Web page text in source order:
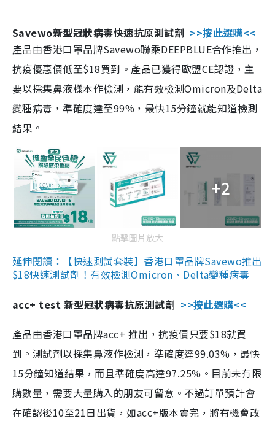
Savewo新型冠狀病毒快速抗原測試劑 >>按此選購<<
產品由香港口罩品牌Savewo聯乘DEEPBLUE合作推出，
抗疫優惠價低至$18買到。產品已獲得歐盟CE認證，主
要以採集鼻液樣本作檢測，能有效檢測Omicron及Delta
變種病毒，準確度達至99%，最快15分鐘就能知道檢測
結果。
+2
點擊圖片放大
延伸閱讀：【快速測試套裝】香港口罩品牌Savewo推出
$18快速測試劑！有效檢測Omicron、Delta變種病毒
acc+ test 新型冠狀病毒抗原測試劑 >>按此選購<<
產品由香港口罩品牌acc+ 推出，抗疫價只要$18就買
到。測試劑以採集鼻液作檢測，準確度達99.03%，最快
15分鐘知道結果，而且準確度高達97.25%。目前未有限
購數量，需要大量購入的朋友可留意。不過訂單預計會
在確認後10至21日出貨，如acc+版本賣完，將有機會改